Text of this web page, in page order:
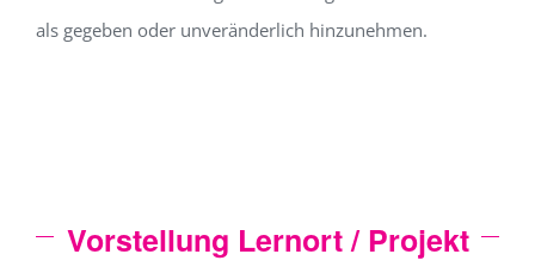
als gegeben oder unveränderlich hinzunehmen.
Vorstellung Lernort / Projekt